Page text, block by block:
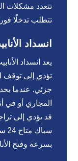
تتعدد مشكلات
تتطلب تدخلًا
انسداد
يعد انسداد
تؤدي إلى
جزئي. عندما
المجاري أو في
قد يؤدي إلى
بسرعة وفتح